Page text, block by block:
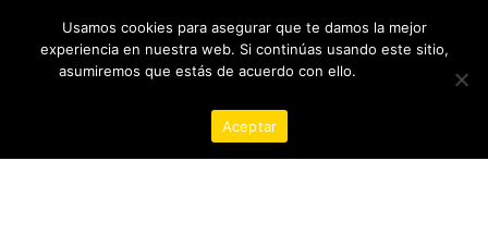
contenido
07/08/2026 6:43:19 PM
Usamos cookies para asegurar que te damos la mejor
experiencia en nuestra web. Si continúas usando este sitio,
asumiremos que estás de acuerdo con ello.
Aceptar